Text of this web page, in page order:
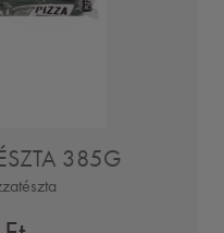
385G